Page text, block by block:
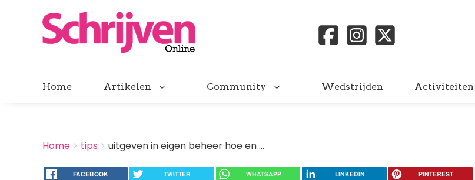
Home Artikelen Community Wedstrijden Activiteiten
BREADCRUMBS
You
here:
Home tips uitgeven in eigen beheer hoe en ...
FACEBOOK TWITTER WHATSAPP LINKEDIN PINTEREST